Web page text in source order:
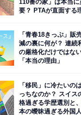
110番の家」は本当に
要？ PTAが直面する
「青春18きっぷ」販
減の裏に何が？ 連続
の厳格化だけではな
「本当の理由」
「移民」に冷たいの
っちなのか？ スイス
格過ぎる学歴選別と
本の曖昧過ぎる外国